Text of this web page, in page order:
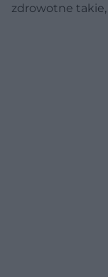
zdrowotne takie,